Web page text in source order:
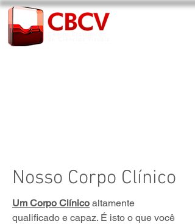
Nosso Corpo Clínico
Um Corpo Clínico altamente
qualificado e capaz. É isto o que você